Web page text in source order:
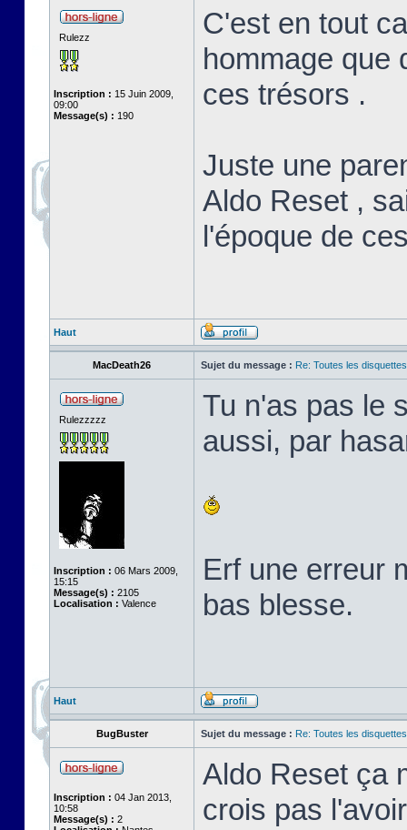
Rulezz
Inscription : 15 Juin 2009,
09:00
Message(s) : 190
C'est en tout
hommage que
ces trésors .
Juste une
Aldo Reset ,
l'époque de
Haut
MacDeath26 Sujet du message : Re: Toutes les
Rulezzzzz
Inscription : 06 Mars 2009,
15:15
Message(s) : 2105
Localisation : Valence
Tu n'as pas le
aussi, par
Erf une erreur
bas blesse.
Haut
BugBuster Sujet du message : Re: Toutes les
Inscription : 04 Jan 2013,
10:58
Message(s) : 2
Aldo Reset ça
crois pas